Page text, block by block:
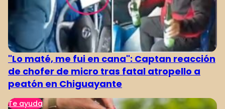
"Lo maté, me fui en cana": Captan reacción
de chofer de micro tras fatal atropello a
peatón en Chiguayante
Te ayuda